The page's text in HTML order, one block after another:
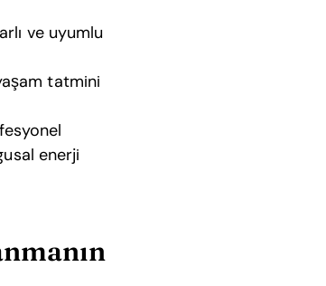
ve uyumlu
tatmini
enerji